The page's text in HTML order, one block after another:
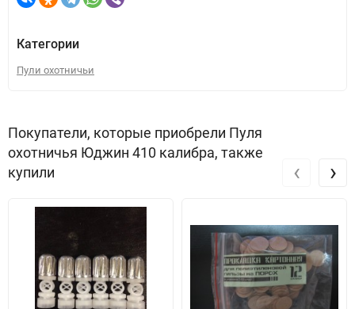
Категории
Пули охотничьи
Покупатели, которые приобрели Пуля
охотничья Юджин 410 калибра, также
купили
‹ ›